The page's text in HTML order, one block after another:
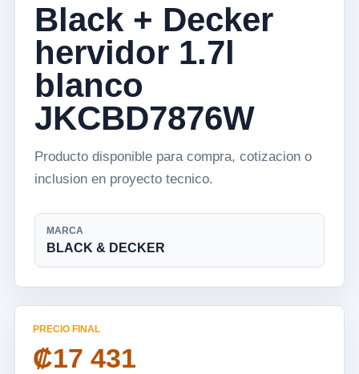
Black + Decker
hervidor 1.7l
blanco
JKCBD7876W
Producto disponible para compra, cotizacion o
inclusion en proyecto tecnico.
MARCA
BLACK & DECKER
PRECIO FINAL
₡17 431